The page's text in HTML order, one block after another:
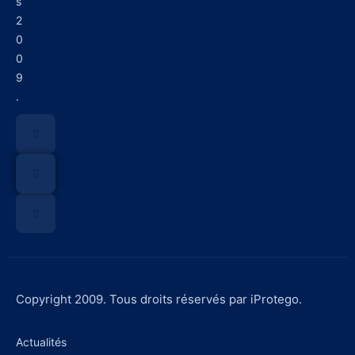
2
0
0
9
.
Copyright 2009. Tous droits réservés par iProtego.
Actualités